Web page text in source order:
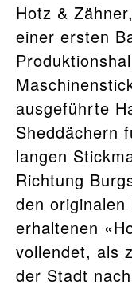
Hotz &
einer ersten
ausgeführte
Sheddächern
langen
Richtung
den originalen
erhaltenen
vollendet, als
der Stadt